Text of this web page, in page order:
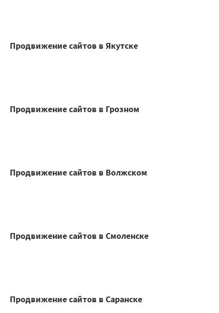
Продвижение сайтов в Якутске
Продвижение сайтов в Грозном
Продвижение сайтов в Волжском
Продвижение сайтов в Смоленске
Продвижение сайтов в Саранске